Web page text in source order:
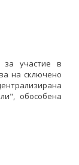
за участие в
на сключено
обособена